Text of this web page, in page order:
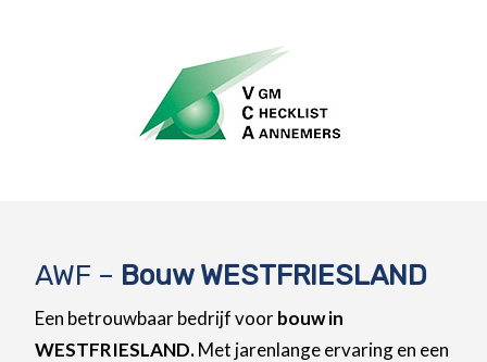
AWF – Bouw WESTFRIESLAND
Een betrouwbaar bedrijf voorbouw in
WESTFRIESLAND.Met jarenlange ervaring en een